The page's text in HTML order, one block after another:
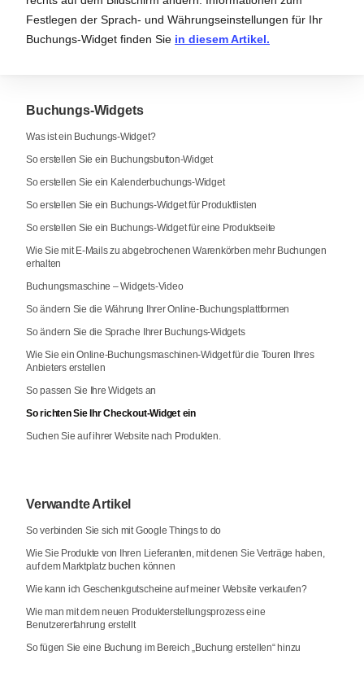
Festlegen der Sprach- und Währungseinstellungen für Ihr
Buchungs-Widget finden Sie in diesem Artikel.
Buchungs-Widgets
Was ist ein Buchungs-Widget?
So erstellen Sie ein Buchungsbutton-Widget
So erstellen Sie ein Kalenderbuchungs-Widget
So erstellen Sie ein Buchungs-Widget für Produktlisten
So erstellen Sie ein Buchungs-Widget für eine Produktseite
Wie Sie mit E-Mails zu abgebrochenen Warenkörben mehr Buchungen
erhalten
Buchungsmaschine – Widgets-Video
So ändern Sie die Währung Ihrer Online-Buchungsplattformen
So ändern Sie die Sprache Ihrer Buchungs-Widgets
Wie Sie ein Online-Buchungsmaschinen-Widget für die Touren Ihres
Anbieters erstellen
So passen Sie Ihre Widgets an
So richten Sie Ihr Checkout-Widget ein
Suchen Sie auf ihrer Website nach Produkten.
Verwandte Artikel
So verbinden Sie sich mit Google Things to do
Wie Sie Produkte von Ihren Lieferanten, mit denen Sie Verträge haben,
auf dem Marktplatz buchen können
Wie kann ich Geschenkgutscheine auf meiner Website verkaufen?
Wie man mit dem neuen Produkterstellungsprozess eine
Benutzererfahrung erstellt
So fügen Sie eine Buchung im Bereich „Buchung erstellen“ hinzu